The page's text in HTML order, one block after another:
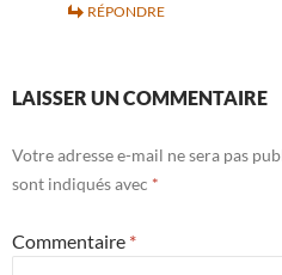
RÉPONDRE
LAISSER UN COMMENTAIRE
Votre adresse e-mail ne sera pas
sont indiqués avec *
Commentaire *